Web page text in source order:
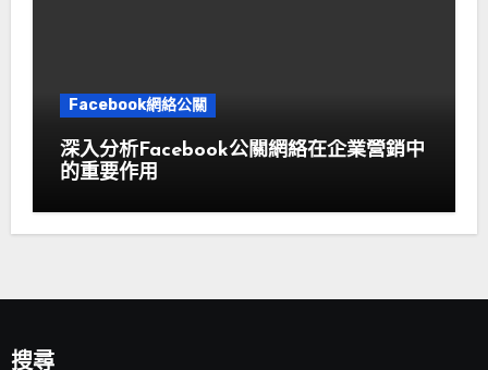
Facebook網絡公關
深入分析Facebook公關網絡在企業營銷中
的重要作用
搜尋